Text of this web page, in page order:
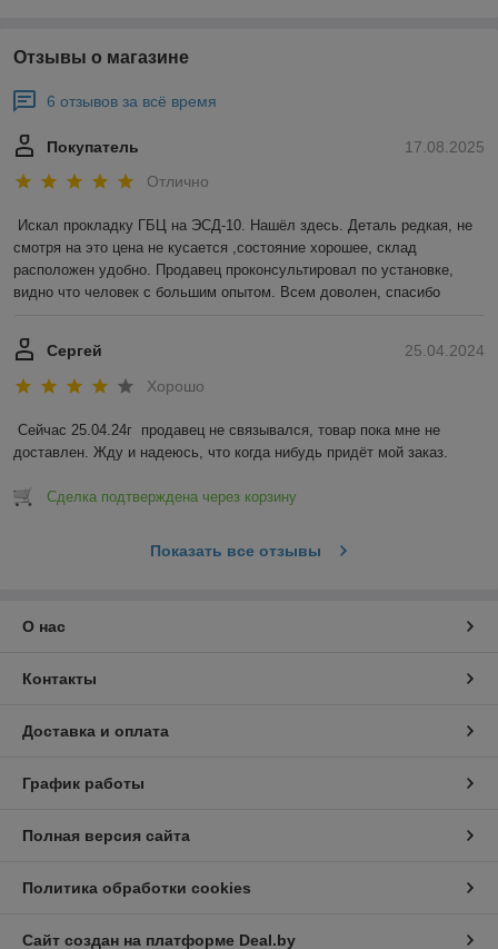
Отзывы о магазине
6 отзывов за всё время
17.08.2025
Покупатель
Отлично
Искал прокладку ГБЦ на ЭСД-10. Нашёл здесь. Деталь редкая, не
смотря на это цена не кусается ,состояние хорошее, склад
расположен удобно. Продавец проконсультировал по установке,
видно что человек с большим опытом. Всем доволен, спасибо
25.04.2024
Сергей
Хорошо
Сейчас 25.04.24г  продавец не связывался, товар пока мне не
доставлен. Жду и надеюсь, что когда нибудь придёт мой заказ.
Сделка подтверждена через корзину
Показать все отзывы
О нас
Контакты
Доставка и оплата
График работы
Полная версия сайта
Политика обработки cookies
Сайт создан на платформе Deal.by